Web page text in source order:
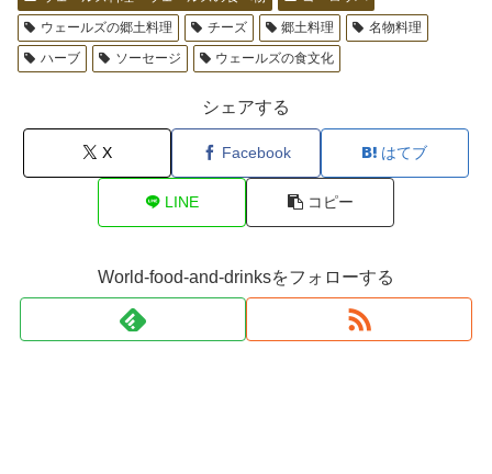
ウェールズの郷土料理
チーズ 郷土料理
名物料理
ハーブ
ソーセージ ウェールズの食文化
シェアする
X Facebook はてブ
LINE コピー
World-food-and-drinksをフォローする